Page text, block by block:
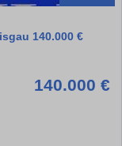
140.000 €
140.000 €